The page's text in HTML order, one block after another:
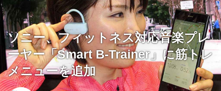
ソニー、フィットネス対応音楽プレ
ーヤー「Smart B-Trainer」に筋トレ
メニューを追加